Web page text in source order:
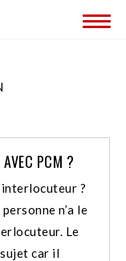
AVEC PCM ?
interlocuteur ?
n’a le
Le
car il